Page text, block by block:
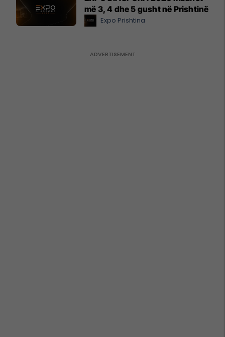
më 3, 4 dhe 5 gusht në Prishtinë
Expo Prishtina